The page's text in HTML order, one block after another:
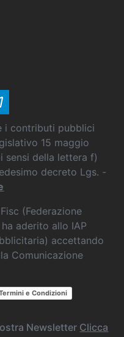
i contributi pubblici
15 maggio
sensi della lettera f)
decreto Lgs. -
(Federazione
aderito allo IAP
accettando
Comunicazione
e Condizioni
Newsletter Clicca